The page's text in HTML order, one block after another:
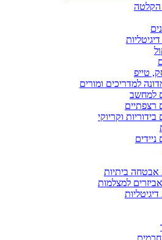
הקלטה
טייפ
למדריכים ומורים
למחשב
רצפתיים
וקריוקי
אבטחה ביתיות
למצלמות